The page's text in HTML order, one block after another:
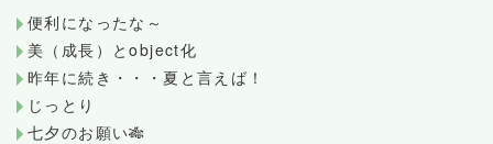
便利になったな～
美（成長）とobject化
昨年に続き・・・夏と言えば！
じっとり
七夕のお願い🎋